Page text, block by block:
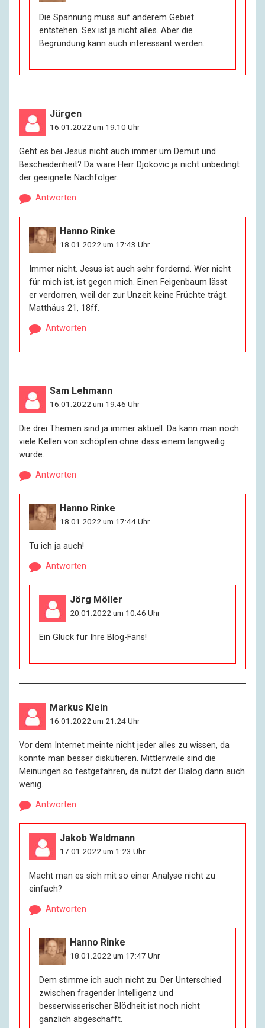
Die Spannung muss auf anderem Gebiet
entstehen. Sex ist ja nicht alles. Aber die
Begründung kann auch interessant werden.
Jürgen
16.01.2022 um 19:10 Uhr
Geht es bei Jesus nicht auch immer um Demut und
Bescheidenheit? Da wäre Herr Djokovic ja nicht unbedingt
der geeignete Nachfolger.
Antworten
Hanno Rinke
18.01.2022 um 17:43 Uhr
Immer nicht. Jesus ist auch sehr fordernd. Wer nicht
für mich ist, ist gegen mich. Einen Feigenbaum lässt
er verdorren, weil der zur Unzeit keine Früchte trägt.
Matthäus 21, 18ff.
Antworten
Sam Lehmann
16.01.2022 um 19:46 Uhr
Die drei Themen sind ja immer aktuell. Da kann man noch
viele Kellen von schöpfen ohne dass einem langweilig
würde.
Antworten
Hanno Rinke
18.01.2022 um 17:44 Uhr
Tu ich ja auch!
Antworten
Jörg Möller
20.01.2022 um 10:46 Uhr
Ein Glück für Ihre Blog-Fans!
Markus Klein
16.01.2022 um 21:24 Uhr
Vor dem Internet meinte nicht jeder alles zu wissen, da
konnte man besser diskutieren. Mittlerweile sind die
Meinungen so festgefahren, da nützt der Dialog dann auch
wenig.
Antworten
Jakob Waldmann
17.01.2022 um 1:23 Uhr
Macht man es sich mit so einer Analyse nicht zu
einfach?
Antworten
Hanno Rinke
18.01.2022 um 17:47 Uhr
Dem stimme ich auch nicht zu. Der Unterschied
zwischen fragender Intelligenz und
besserwisserischer Blödheit ist noch nicht
gänzlich abgeschafft.